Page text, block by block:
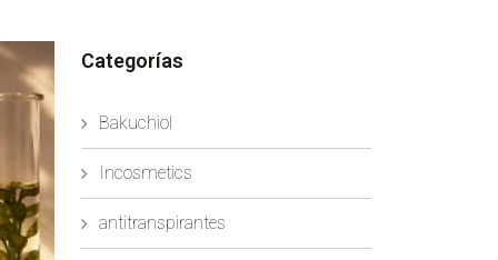
Categorías
Bakuchiol
Incosmetics
antitranspirantes